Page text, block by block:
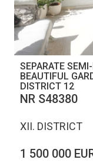
SEPARATE
BEAUTIFUL
DISTRICT 12
NR S48380
XII. DISTRICT
1 500 000